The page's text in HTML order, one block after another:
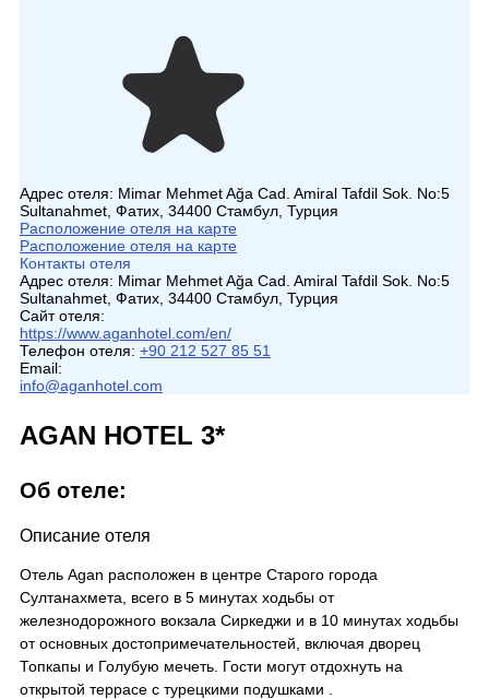
Адрес отеля: Mimar Mehmet Ağa Cad. Amiral Tafdil Sok. No:5
Sultanahmet, Фатих, 34400 Стамбул, Турция
Расположение отеля на карте
Расположение отеля на карте
Контакты отеля
Адрес отеля: Mimar Mehmet Ağa Cad. Amiral Tafdil Sok. No:5
Sultanahmet, Фатих, 34400 Стамбул, Турция
Сайт отеля:
https://www.aganhotel.com/en/
Телефон отеля: +90 212 527 85 51
Email:
info@aganhotel.com
AGAN HOTEL 3*
Об отеле:
Описание отеля
Отель Agan расположен в центре Старого города
Султанахмета, всего в 5 минутах ходьбы от
железнодорожного вокзала Сиркеджи и в 10 минутах ходьбы
от основных достопримечательностей, включая дворец
Топкапы и Голубую мечеть. Гости могут отдохнуть на
открытой террасе с турецкими подушками .